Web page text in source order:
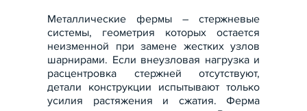
Металлические фермы – стержневые
системы, геометрия которых остается
неизменной при замене жестких узлов
шарнирами. Если внеузловая нагрузка и
расцентровка стержней отсутствуют,
детали конструкции испытывают только
усилия растяжения и сжатия. Ферма